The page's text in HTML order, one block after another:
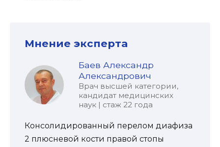
Мнение эксперта
Баев Александр
Александрович
Врач высшей категории,
кандидат медицинских
наук | стаж 22 года
Консолидированный перелом диафиза
2 плюсневой кости правой стопы